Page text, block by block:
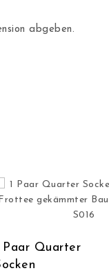
abgeben.
auf der
mehrere
Paar Quarter